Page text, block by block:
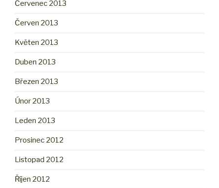
Červenec 2013
Červen 2013
Květen 2013
Duben 2013
Březen 2013
Únor 2013
Leden 2013
Prosinec 2012
Listopad 2012
Říjen 2012